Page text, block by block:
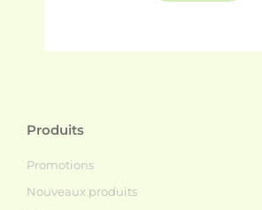
Produits
Promotions
Nouveaux produits